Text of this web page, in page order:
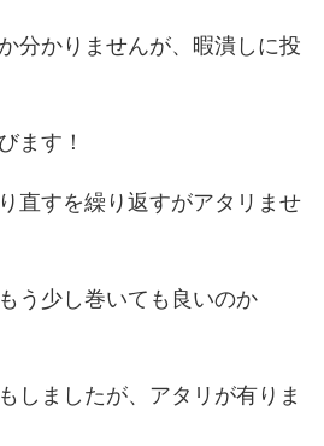
分かりませんが、暇潰しに投
ます！
直すを繰り返すがアタリませ
う少し巻いても良いのか
しましたが、アタリが有りま